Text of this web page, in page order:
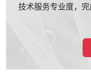
技术服务专业度，完